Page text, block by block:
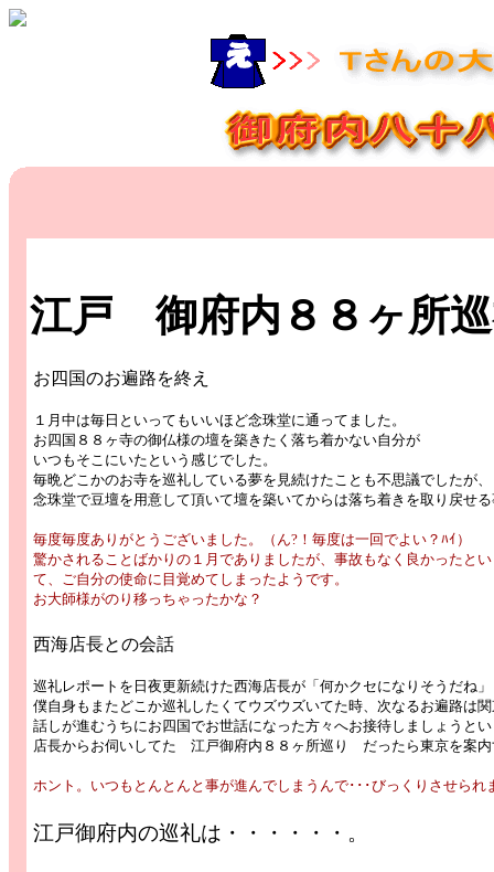
江戸 御府内８８ヶ所
お四国のお遍路を終え
１月中は毎日といってもいいほど念珠堂に通ってました。
お四国８８ヶ寺の御仏様の壇を築きたく落ち着かない自分が
いつもそこにいたという感じでした。
毎晩どこかのお寺を巡礼している夢を見続けたことも不思議でしたが、
念珠堂で豆壇を用意して頂いて壇を築いてからは落ち着きを取り戻せ
毎度毎度ありがとうございました。（ん?！毎度は一回でよい？ﾊｲ）
驚かされることばかりの１月でありましたが、事故もなく良かったと
て、ご自分の使命に目覚めてしまったようです。
お大師様がのり移っちゃったかな？
西海店長との会話
巡礼レポートを日夜更新続けた西海店長が「何かクセになりそうだね
僕自身もまたどこか巡礼したくてウズウズいてた時、次なるお遍路は
話しが進むうちにお四国でお世話になった方々へお接待しましょうと
店長からお伺いしてた 江戸御府内８８ヶ所巡り だったら東京を案
ホント。いつもとんとんと事が進んでしまうんで･･･びっくりさせら
江戸御府内の巡礼は・・・・・・。